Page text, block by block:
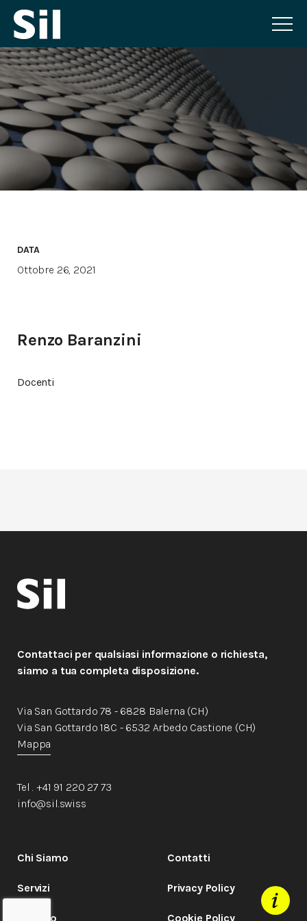
DATA
Ottobre 26, 2021
Renzo Baranzini
Docenti
Contattaci per qualsiasi informazione o richiesta,
siamo a tua completa disposizione.
Via San Gottardo 78 - 6828 Balerna (CH)
Via San Gottardo 18C - 6532 Arbedo Castione (CH)
Mappa
Tel . +41 91 220 27 73
info@sil.swiss
Chi Siamo
Servizi
Metodo
Contatti
Privacy Policy
Cookie Policy